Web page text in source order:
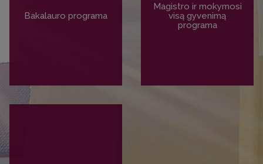
Bakalauro programa
Magistro ir mokymosi
visą gyvenimą
programa